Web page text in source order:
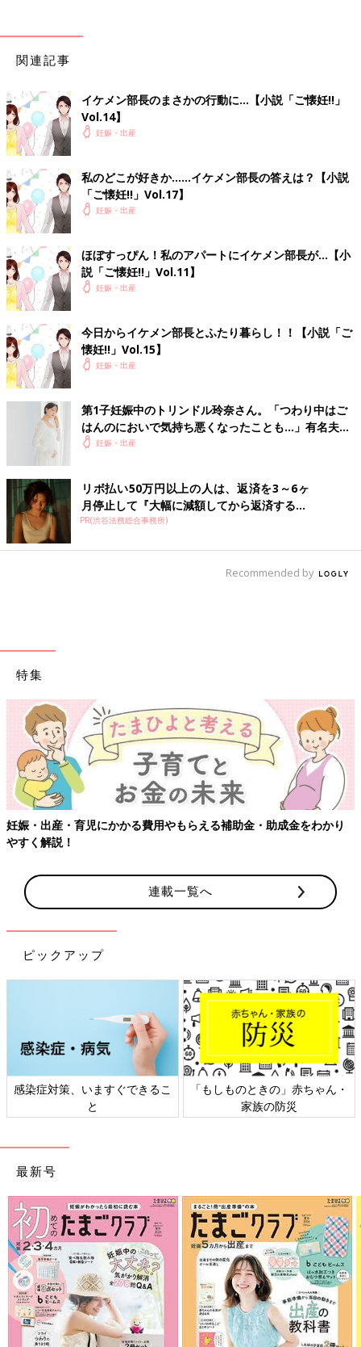
関連記事
イケメン部長のまさかの行動に…【小説「ご懐妊!!」
Vol.14】
妊娠・出産
私のどこが好きか……イケメン部長の答えは？【小説
「ご懐妊!!」Vol.17】
妊娠・出産
ほぼすっぴん！私のアパートにイケメン部長が…【小
説「ご懐妊!!」Vol.11】
妊娠・出産
今日からイケメン部長とふたり暮らし！！【小説「ご
懐妊!!」Vol.15】
妊娠・出産
第1子妊娠中のトリンドル玲奈さん。「つわり中はご
はんのにおいで気持ち悪くなったことも…」有名夫婦
のYouTubeから学んだ夫がつわり中にしたことと
妊娠・出産
リボ払い50万円以上の人は、返済を3～6ヶ
月停止して『大幅に減額してから返済する...
PR(渋谷法務総合事務所)
Recommended by
特集
妊娠・出産・育児にかかる費用やもらえる補助金・助成金をわかり
やすく解説！
連載一覧へ
ピックアップ
感染症対策、いますぐできるこ
と
「もしものときの」赤ちゃん・
家族の防災
最新号